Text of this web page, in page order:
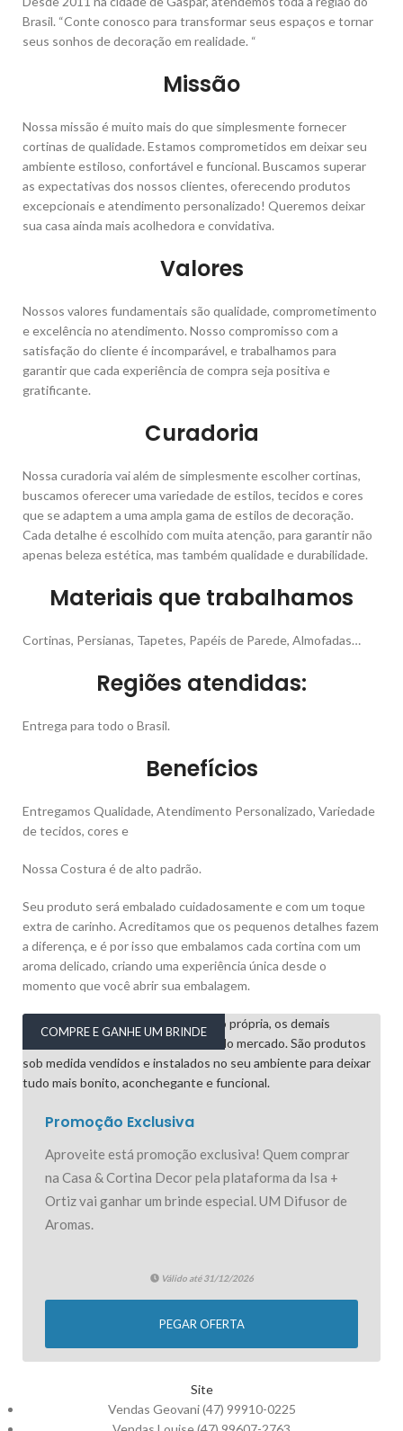
Brasil. “Conte conosco para transformar seus espaços e tornar
seus sonhos de decoração em realidade. “
Missão
Nossa missão é muito mais do que simplesmente fornecer
cortinas de qualidade. Estamos comprometidos em deixar seu
ambiente estiloso, confortável e funcional. Buscamos superar
as expectativas dos nossos clientes, oferecendo produtos
excepcionais e atendimento personalizado! Queremos deixar
sua casa ainda mais acolhedora e convidativa.
Valores
Nossos valores fundamentais são qualidade, comprometimento
e excelência no atendimento. Nosso compromisso com a
satisfação do cliente é incomparável, e trabalhamos para
garantir que cada experiência de compra seja positiva e
gratificante.
Curadoria
Nossa curadoria vai além de simplesmente escolher cortinas,
buscamos oferecer uma variedade de estilos, tecidos e cores
que se adaptem a uma ampla gama de estilos de decoração.
Cada detalhe é escolhido com muita atenção, para garantir não
apenas beleza estética, mas também qualidade e durabilidade.
Materiais que trabalhamos
Cortinas, Persianas, Tapetes, Papéis de Parede, Almofadas…
Regiões atendidas:
Entrega para todo o Brasil.
Benefícios
Entregamos Qualidade, Atendimento Personalizado, Variedade
de tecidos, cores e
Nossa Costura é de alto padrão.
Seu produto será embalado cuidadosamente e com um toque
extra de carinho. Acreditamos que os pequenos detalhes fazem
a diferença, e é por isso que embalamos cada cortina com um
aroma delicado, criando uma experiência única desde o
momento que você abrir sua embalagem.
COMPRE E GANHE UM BRINDE
Promoção Exclusiva
Aproveite está promoção exclusiva! Quem comprar
na Casa & Cortina Decor pela plataforma da Isa +
Ortiz vai ganhar um brinde especial. UM Difusor de
Aromas.
Válido até 31/12/2026
PEGAR OFERTA
Site
Vendas Geovani (47) 99910-0225